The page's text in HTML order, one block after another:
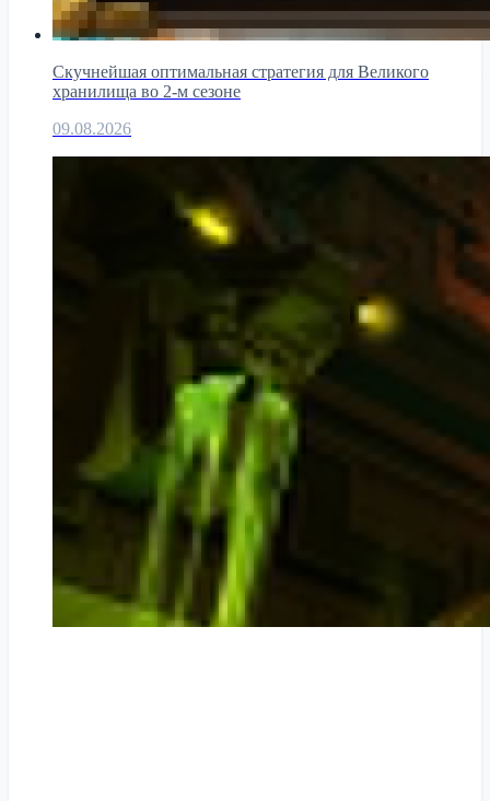
Скучнейшая оптимальная стратегия для Великого
хранилища во 2-м сезоне
09.08.2026